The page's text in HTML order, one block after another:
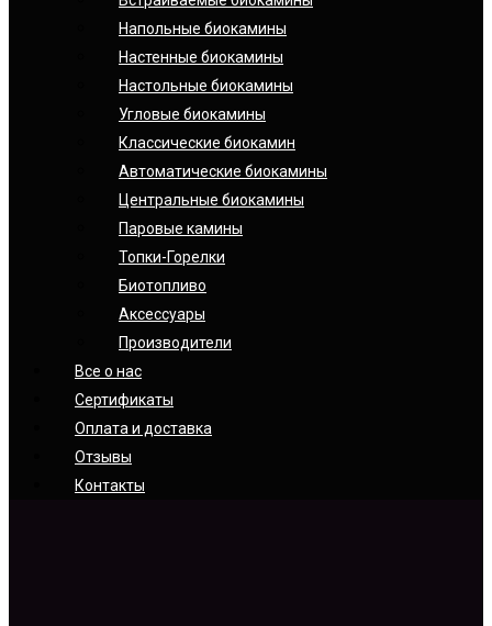
Напольные биокамины
Настенные биокамины
Настoльные биокамины
Угловые биокамины
Классические биокамин
Автоматические биокамины
Центральные биокамины
Паровые камины
Топки-Горелки
Биотопливо
Аксессуары
Производители
Все о нас
Сертификаты
Оплата и доставка
Отзывы
Контакты